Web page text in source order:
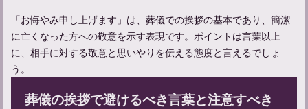
出棺の際の見送り方：適切なマナーと心構えについて
「お悔やみ申し上げます」は、葬儀での挨拶の基本であり、簡潔
に亡くなった方への敬意を示す表現です。ポイントは言葉以上
に、相手に対する敬意と思いやりを伝える態度と言えるでしょ
う。
葬儀の挨拶で避けるべき言葉と注意すべき